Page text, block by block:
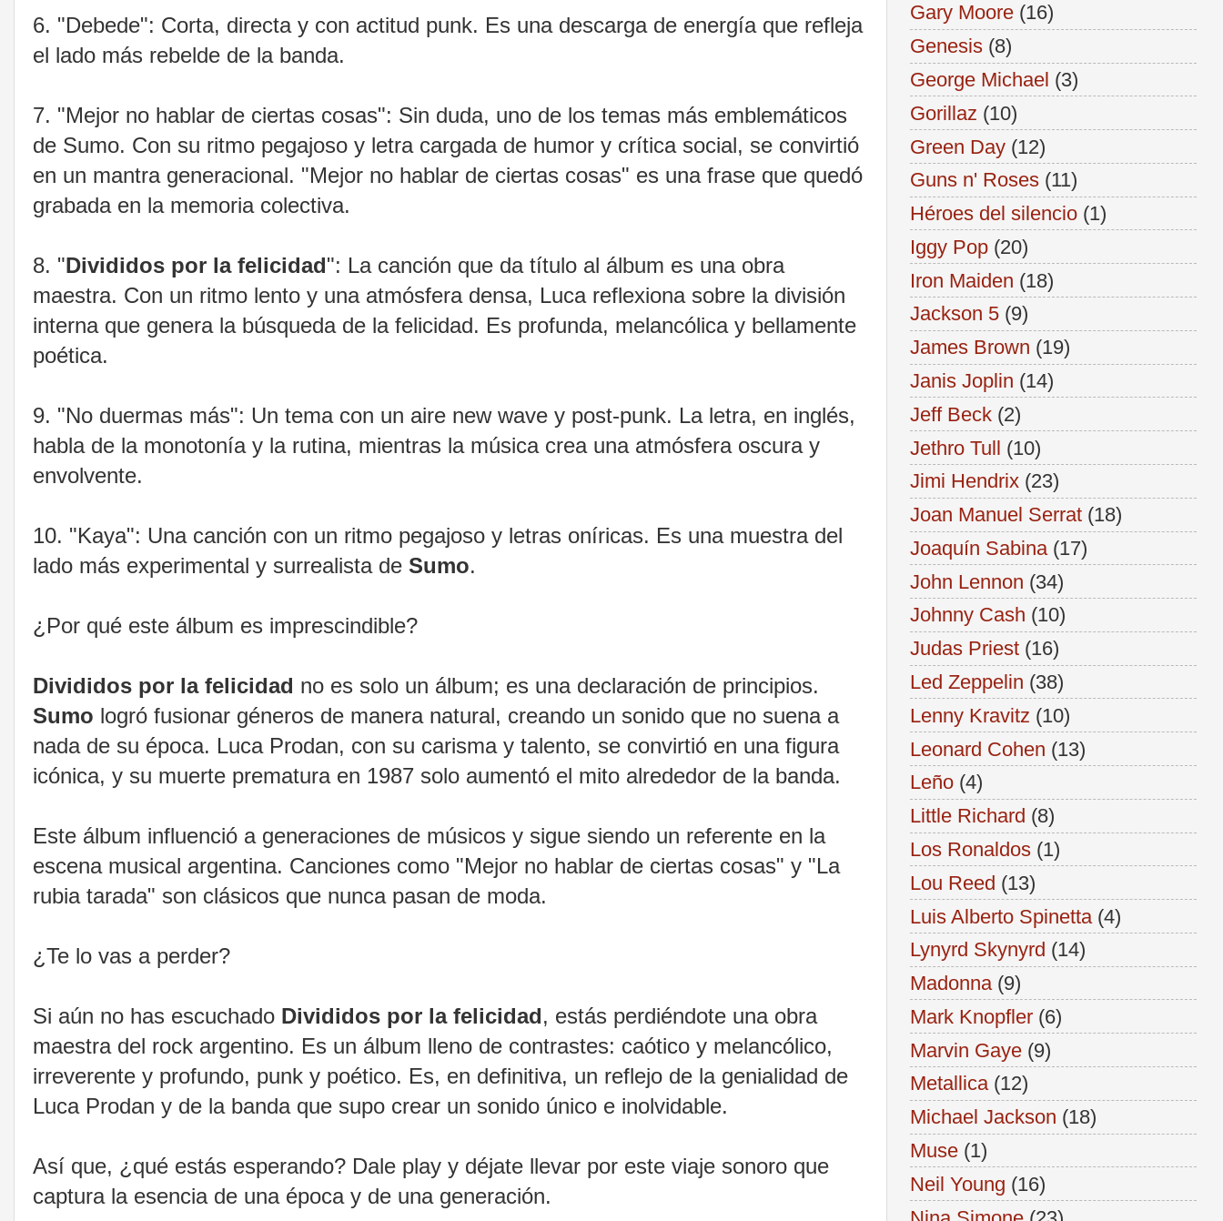
6. "Debede": Corta, directa y con actitud punk. Es una descarga de energía que refleja
el lado más rebelde de la banda.
7. "Mejor no hablar de ciertas cosas": Sin duda, uno de los temas más emblemáticos
de Sumo. Con su ritmo pegajoso y letra cargada de humor y crítica social, se convirtió
en un mantra generacional. "Mejor no hablar de ciertas cosas" es una frase que quedó
grabada en la memoria colectiva.
8. "Divididos por la felicidad": La canción que da título al álbum es una obra
maestra. Con un ritmo lento y una atmósfera densa, Luca reflexiona sobre la división
interna que genera la búsqueda de la felicidad. Es profunda, melancólica y bellamente
poética.
9. "No duermas más": Un tema con un aire new wave y post-punk. La letra, en inglés,
habla de la monotonía y la rutina, mientras la música crea una atmósfera oscura y
envolvente.
10. "Kaya": Una canción con un ritmo pegajoso y letras oníricas. Es una muestra del
lado más experimental y surrealista de Sumo.
¿Por qué este álbum es imprescindible?
Divididos por la felicidad no es solo un álbum; es una declaración de principios.
Sumo logró fusionar géneros de manera natural, creando un sonido que no suena a
nada de su época. Luca Prodan, con su carisma y talento, se convirtió en una figura
icónica, y su muerte prematura en 1987 solo aumentó el mito alrededor de la banda.
Este álbum influenció a generaciones de músicos y sigue siendo un referente en la
escena musical argentina. Canciones como "Mejor no hablar de ciertas cosas" y "La
rubia tarada" son clásicos que nunca pasan de moda.
¿Te lo vas a perder?
Si aún no has escuchado Divididos por la felicidad, estás perdiéndote una obra
maestra del rock argentino. Es un álbum lleno de contrastes: caótico y melancólico,
irreverente y profundo, punk y poético. Es, en definitiva, un reflejo de la genialidad de
Luca Prodan y de la banda que supo crear un sonido único e inolvidable.
Así que, ¿qué estás esperando? Dale play y déjate llevar por este viaje sonoro que
captura la esencia de una época y de una generación.
Gary Moore (16)
Genesis (8)
George Michael (3)
Gorillaz (10)
Green Day (12)
Guns n' Roses (11)
Héroes del silencio (1)
Iggy Pop (20)
Iron Maiden (18)
Jackson 5 (9)
James Brown (19)
Janis Joplin (14)
Jeff Beck (2)
Jethro Tull (10)
Jimi Hendrix (23)
Joan Manuel Serrat (18)
Joaquín Sabina (17)
John Lennon (34)
Johnny Cash (10)
Judas Priest (16)
Led Zeppelin (38)
Lenny Kravitz (10)
Leonard Cohen (13)
Leño (4)
Little Richard (8)
Los Ronaldos (1)
Lou Reed (13)
Luis Alberto Spinetta (4)
Lynyrd Skynyrd (14)
Madonna (9)
Mark Knopfler (6)
Marvin Gaye (9)
Metallica (12)
Michael Jackson (18)
Muse (1)
Neil Young (16)